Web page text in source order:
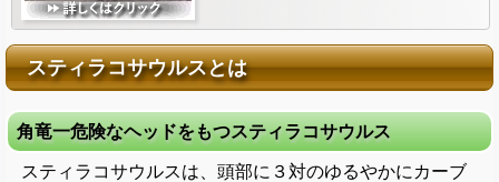
スティラコサウルスとは
角竜一危険なヘッドをもつスティラコサウルス
スティラコサウルスは、頭部に３対のゆるやかにカーブ